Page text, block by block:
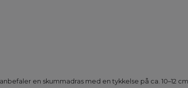
en skummadras med en tykkelse på ca. 10–12